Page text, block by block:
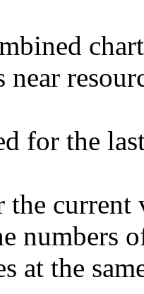
near
for the
the
numbers
at the